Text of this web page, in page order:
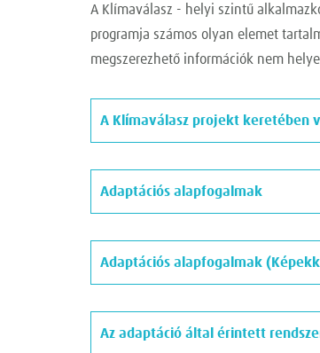
A Klímaválasz - helyi szintű
programja számos olyan elemet
megszerezhető információk nem
A Klímaválasz projekt keretében
Adaptációs alapfogalmak
Adaptációs alapfogalmak
Az adaptáció által érintett